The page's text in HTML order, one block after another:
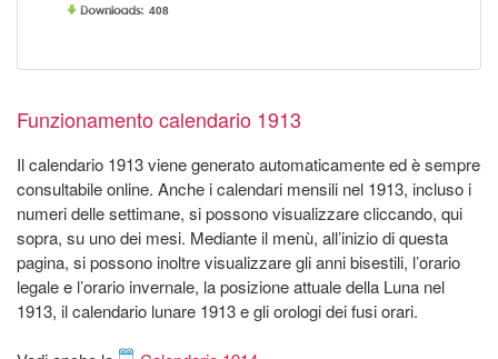
408
Funzionamento calendario 1913
Il calendario 1913 viene generato automaticamente ed è sempre
consultabile online. Anche i calendari mensili nel 1913, incluso i
numeri delle settimane, si possono visualizzare cliccando, qui
sopra, su uno dei mesi. Mediante il menù, all’inizio di questa
pagina, si possono inoltre visualizzare gli anni bisestili, l’orario
legale e l’orario invernale, la posizione attuale della Luna nel
1913, il calendario lunare 1913 e gli orologi dei fusi orari.